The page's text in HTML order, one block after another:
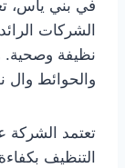
في بني ياس،
الشركات
نظيفة وصحية.
والحوائط وال
تعتمد
التنظيف